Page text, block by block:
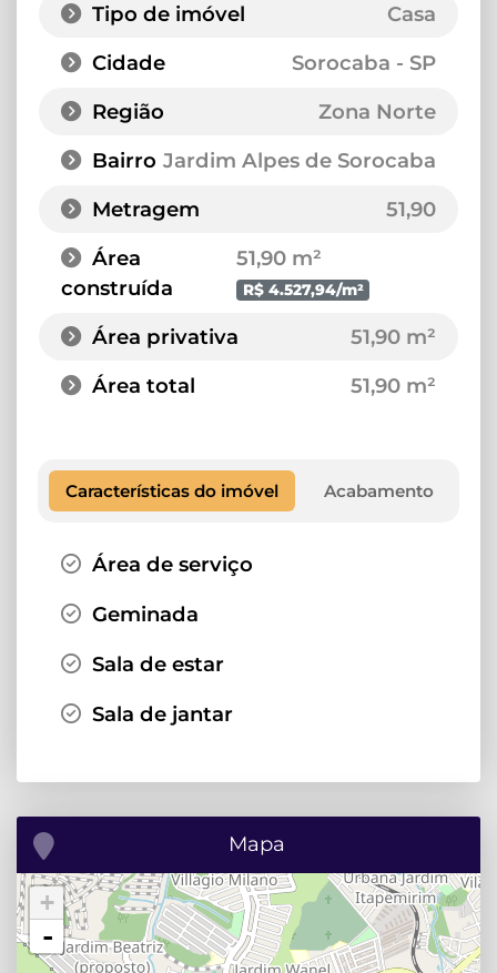
Tipo de imóvel
Casa
Cidade
Sorocaba - SP
Região
Zona Norte
Bairro Jardim Alpes de Sorocaba
Metragem
51,90
Área
construída
51,90 m²
R$ 4.527,94/m²
Área privativa
51,90 m²
Área total
51,90 m²
Características do imóvel Acabamento
Área de serviço
Geminada
Sala de estar
Sala de jantar
Mapa
+
-